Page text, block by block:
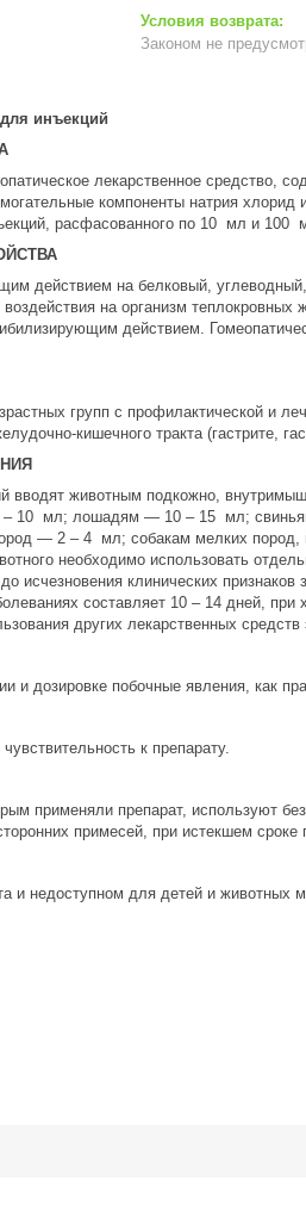
Законом не
инъекций
лекарственное средство,
компоненты натрия
расфасованного по 10 мл и 100
действием на белковый,
воздействия на организм
действием.
групп с профилактической и
кишечного тракта (гастрите,
вводят животным подкожно,
– 10 мл; лошадям — 10 – 15 мл;
— 2 – 4 мл; собакам мелких
необходимо использовать
исчезновения клинических
составляет 10 – 14 дней,
других лекарственных средств
и дозировке побочные явления, как
к препарату.
применяли препарат, используют
примесей, при истекшем
и недоступном для детей и животных